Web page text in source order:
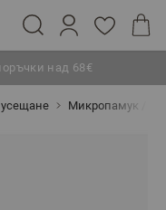
над 68€
Микропамук /